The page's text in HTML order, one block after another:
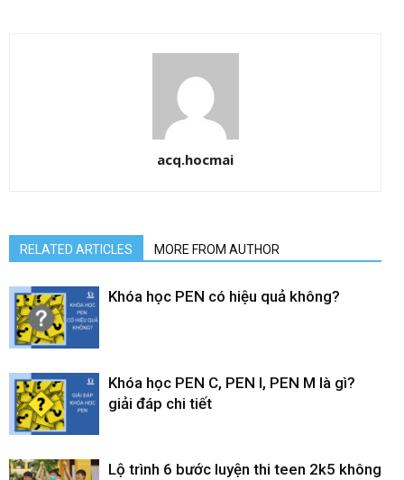
acq.hocmai
RELATED ARTICLES MORE FROM AUTHOR
Khóa học PEN có hiệu quả không?
Khóa học PEN C, PEN I, PEN M là gì?
giải đáp chi tiết
Lộ trình 6 bước luyện thi teen 2k5 không